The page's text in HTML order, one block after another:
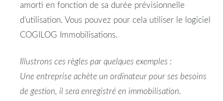
amorti en fonction de sa durée prévisionnelle
d’utilisation. Vous pouvez pour cela utiliser le logiciel
COGILOG Immobilisations.
Illustrons ces règles par quelques exemples :
Une entreprise achète un ordinateur pour ses besoins
de gestion, il sera enregistré en immobilisation.